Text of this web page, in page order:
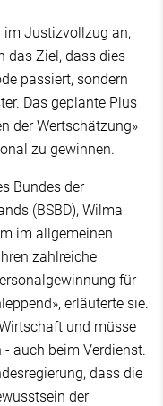
im Justizvollzug an,
das Ziel, dass dies
passiert, sondern
Das geplante Plus
der Wertschätzung»
zu gewinnen.
Bundes der
(BSBD), Wilma
im allgemeinen
zahlreiche
für
erläuterte sie.
und müsse
auch beim Verdienst.
dass die
der